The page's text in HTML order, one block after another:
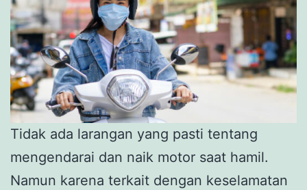
Tidak ada larangan yang pasti tentang
mengendarai dan naik motor saat hamil.
Namun karena terkait dengan keselamatan